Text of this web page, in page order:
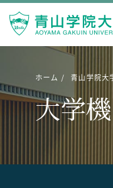
ホーム 青山学院大
大学